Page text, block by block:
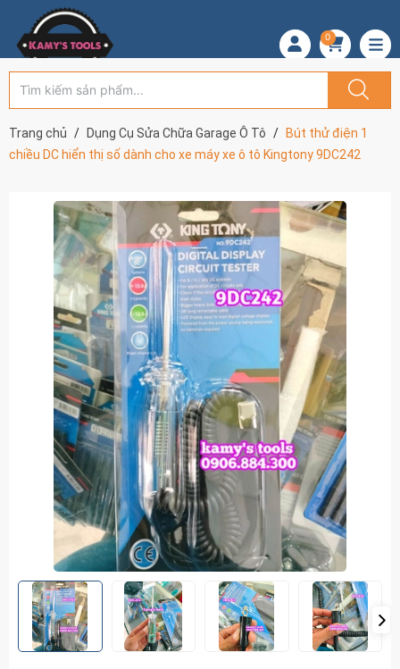
0
Trang chủ Dụng Cụ Sửa Chữa Garage Ô Tô
Bút thử điện 1
chiều DC hiển thị số dành cho xe máy xe ô tô Kingtony 9DC242